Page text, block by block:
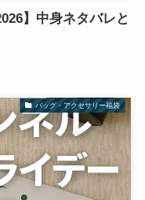
】中身ネタバレと
バッグ・アクセサリー福袋